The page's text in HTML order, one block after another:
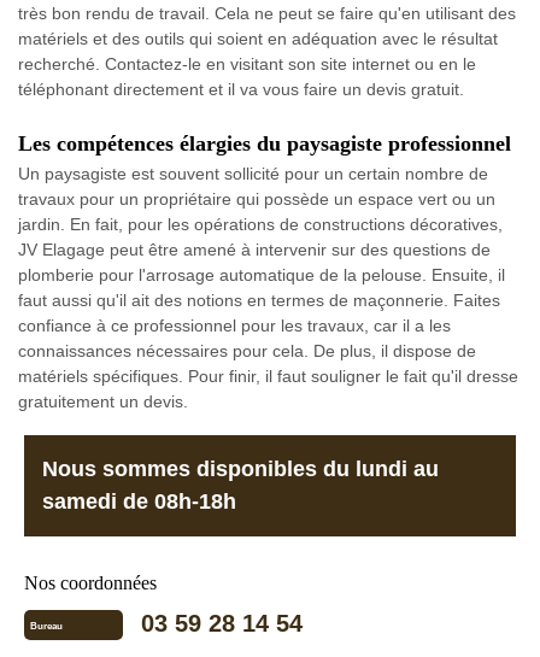
très bon rendu de travail. Cela ne peut se faire qu'en utilisant des
matériels et des outils qui soient en adéquation avec le résultat
recherché. Contactez-le en visitant son site internet ou en le
téléphonant directement et il va vous faire un devis gratuit.
Les compétences élargies du paysagiste professionnel
Un paysagiste est souvent sollicité pour un certain nombre de
travaux pour un propriétaire qui possède un espace vert ou un
jardin. En fait, pour les opérations de constructions décoratives,
JV Elagage peut être amené à intervenir sur des questions de
plomberie pour l'arrosage automatique de la pelouse. Ensuite, il
faut aussi qu'il ait des notions en termes de maçonnerie. Faites
confiance à ce professionnel pour les travaux, car il a les
connaissances nécessaires pour cela. De plus, il dispose de
matériels spécifiques. Pour finir, il faut souligner le fait qu'il dresse
gratuitement un devis.
Nous sommes disponibles du lundi au
samedi de 08h-18h
Nos coordonnées
Bureau 03 59 28 14 54